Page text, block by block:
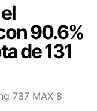
90.6%
de 131
737 MAX 8